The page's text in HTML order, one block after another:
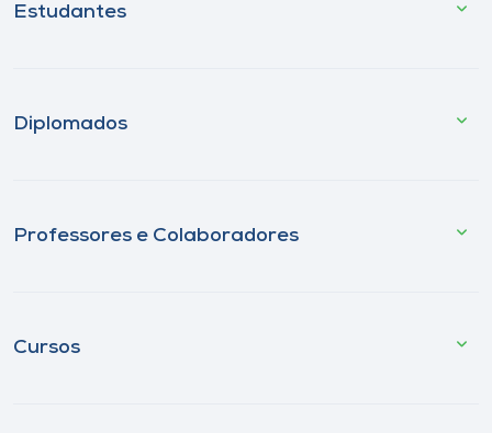
Estudantes
Diplomados
Professores e Colaboradores
Cursos